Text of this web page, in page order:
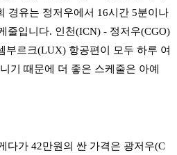
경유는 정저우에서 16시간 5분이나
줄입니다. 인천(ICN) - 정저우(CGO)
부르크(LUX) 항공편이 모두 하루 여
기 때문에 더 좋은 스케줄은 아예
다가 42만원의 싼 가격은 광저우(C